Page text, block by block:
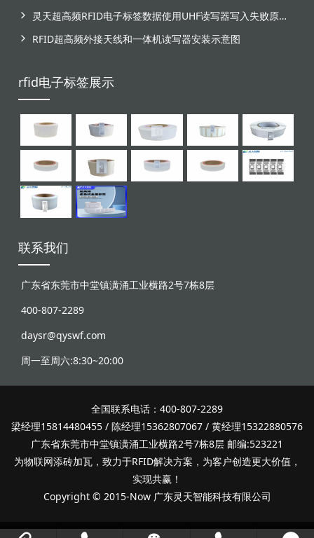
灵天超高频RFID电子标签数据使用UHF读写器写入失败原因分析
RFID超高频外接天线和一体机读写器安装示意图
rfid电子标签展示
联系我们
广东省东莞市中堂镇潢涌工业横路2号7栋8层
400-807-2289
daysr@qyswf.com
周一至周六:8:30~20:00
全国联系电话：400-807-2289
梁经理15814480455 / 陈经理15362807067 / 黄经理15322880576
广东省东莞市中堂镇潢涌工业横路2号7栋8层 邮编:523221
为物联网添砖加瓦，致力于RFID解决方案，为客户创造更大价值，
实现共赢！
Copyright © 2015-Now 广东灵天智能科技有限公司